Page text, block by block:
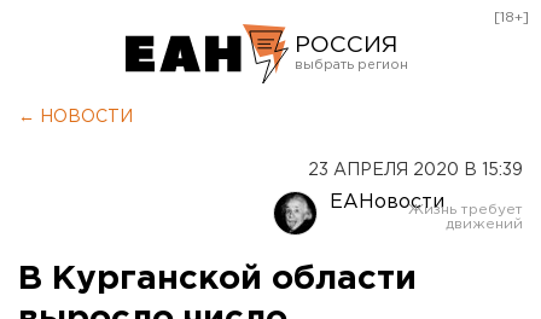
РОССИЯ
Оренбург
[18+]
← НОВОСТИ
23 АПРЕЛЯ 2020 В 15:39
ЕАНовости
В Курганской области